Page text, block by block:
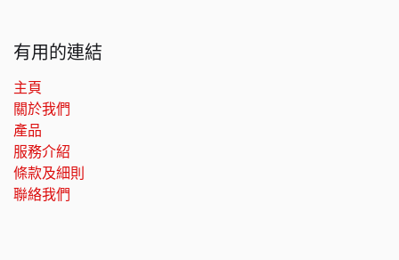
有用的連結
主頁
關於我們
產品
服務介紹
條款及細則
聯絡我們